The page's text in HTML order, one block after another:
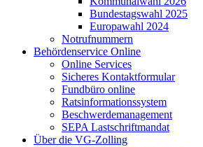
Bundestagswahl 2025
Europawahl 2024
Notrufnummern
Behördenservice Online
Online Services
Sicheres Kontaktformular
Fundbüro online
Ratsinformationssystem
Beschwerdemanagement
SEPA Lastschriftmandat
Über die VG-Zolling